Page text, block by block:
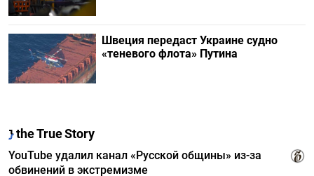
Швеция передаст Украине судно
«теневого флота» Путина